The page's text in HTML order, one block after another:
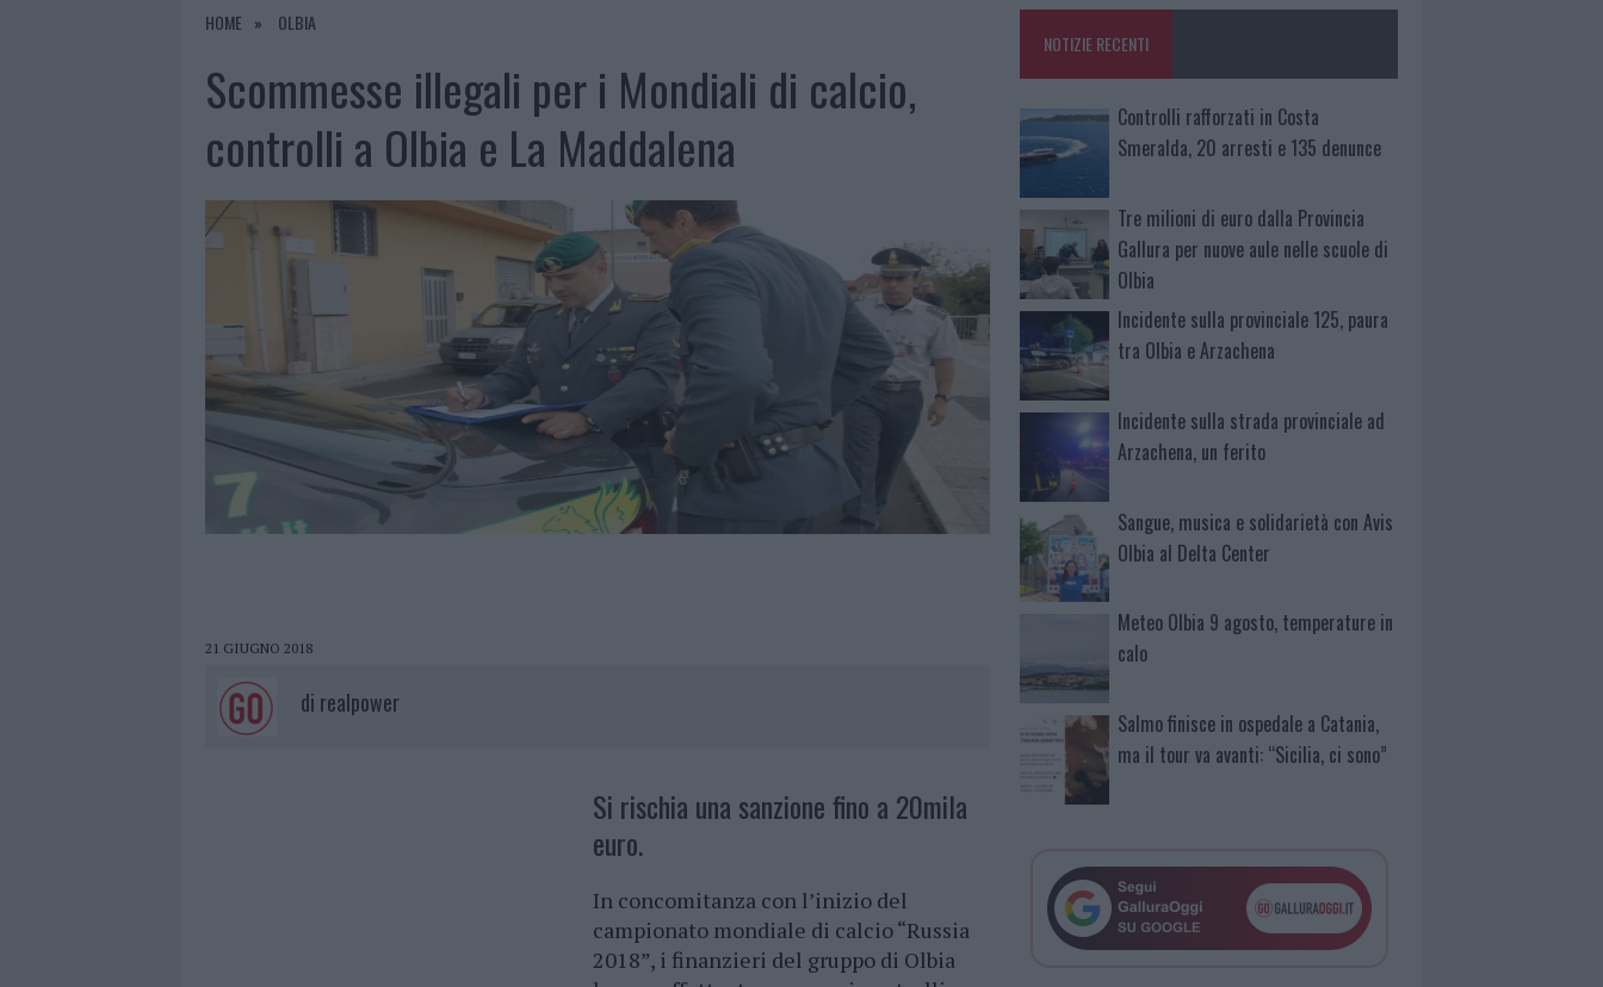
8 AGOSTO 2026
HOME OLBIA
Scommesse illegali per i Mondiali di calcio,
controlli a Olbia e La Maddalena
21 GIUGNO 2018
di realpower
Si rischia una sanzione fino a 20mila
euro.
In concomitanza con l’inizio del
campionato mondiale di calcio “Russia
2018”, i finanzieri del gruppo di Olbia
NOTIZIE RECENTI
Controlli rafforzati in Costa
Smeralda, 20 arresti e 135 denunce
Tre milioni di euro dalla Provincia
Gallura per nuove aule nelle scuole di
Olbia
Incidente sulla provinciale 125, paura
tra Olbia e Arzachena
Incidente sulla strada provinciale ad
Arzachena, un ferito
Sangue, musica e solidarietà con Avis
Olbia al Delta Center
Meteo Olbia 9 agosto, temperature in
calo
Salmo finisce in ospedale a Catania,
ma il tour va avanti: “Sicilia, ci sono”